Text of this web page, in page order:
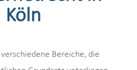
Köln
Bereiche, die